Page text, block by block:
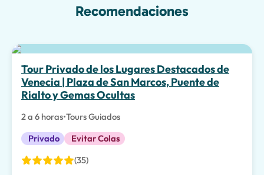
Recomendaciones
La mejor opción
Tour Privado de los Lugares Destacados de
Venecia | Plaza de San Marcos, Puente de
Rialto y Gemas Ocultas
2 a 6 horas•Tours Guiados
Privado
Evitar Colas
(35)